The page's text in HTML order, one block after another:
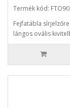
Termék kód:
Fejfatábla
lángos ovális